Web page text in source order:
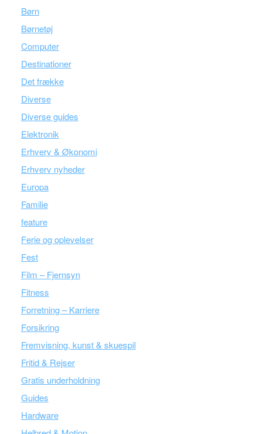
Børn
Børnetøj
Computer
Destinationer
Det frække
Diverse
Diverse guides
Elektronik
Erhverv & Økonomi
Erhverv nyheder
Europa
Familie
feature
Ferie og oplevelser
Fest
Film – Fjernsyn
Fitness
Forretning – Karriere
Forsikring
Fremvisning, kunst & skuespil
Fritid & Rejser
Gratis underholdning
Guides
Hardware